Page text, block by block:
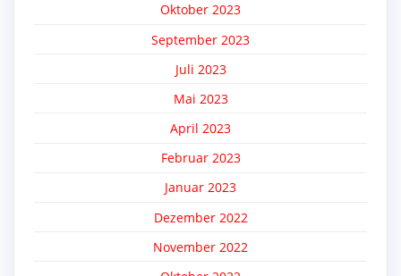
Oktober 2023
September 2023
Juli 2023
Mai 2023
April 2023
Februar 2023
Januar 2023
Dezember 2022
November 2022